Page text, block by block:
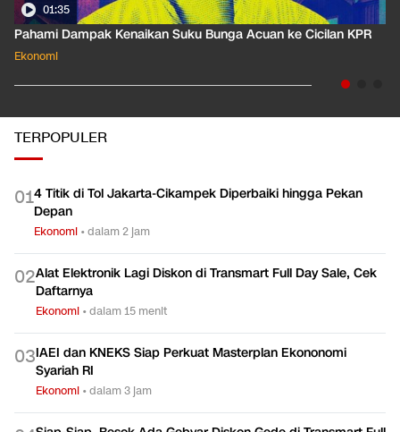
01:35
Pahami Dampak Kenaikan Suku Bunga Acuan ke Cicilan KPR
Ekonomi
TERPOPULER
014 Titik di Tol Jakarta-Cikampek Diperbaiki hingga Pekan
Depan
Ekonomi •dalam 2 jam
02Alat Elektronik Lagi Diskon di Transmart Full Day Sale, Cek
Daftarnya
Ekonomi •dalam 15 menit
03IAEI dan KNEKS Siap Perkuat Masterplan Ekononomi
Syariah RI
Ekonomi •dalam 3 jam